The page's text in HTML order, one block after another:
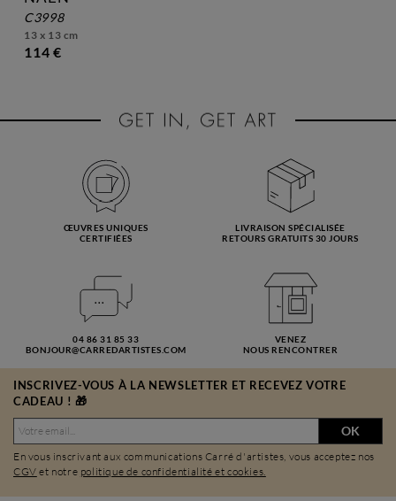
c3998
13 x 13 cm
114 €
ŒUVRES UNIQUES
CERTIFIÉES
LIVRAISON SPÉCIALISÉE
RETOURS GRATUITS 30 JOURS
04 86 31 85 33
BONJOUR@CARREDARTISTES.COM
VENEZ
NOUS RENCONTRER
INSCRIVEZ-VOUS À LA NEWSLETTER ET RECEVEZ VOTRE
CADEAU ! 🎁
OK
En vous inscrivant aux communications Carré d'artistes, vous acceptez nos
CGV et notre politique de confidentialité et cookies.